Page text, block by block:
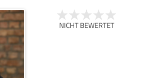
NICHT BEWERTET